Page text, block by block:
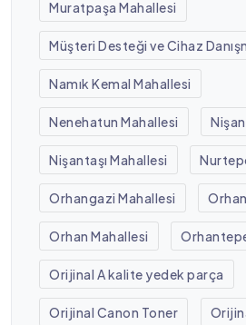
Muratpaşa Mahallesi
Müşteri Desteği ve Cihaz
Namık Kemal Mahallesi
Nenehatun Mahallesi
Nişantaşı Mahallesi
Orhangazi Mahallesi
Orhan Mahallesi
Orijinal A kalite yedek parça
Orijinal Canon Toner